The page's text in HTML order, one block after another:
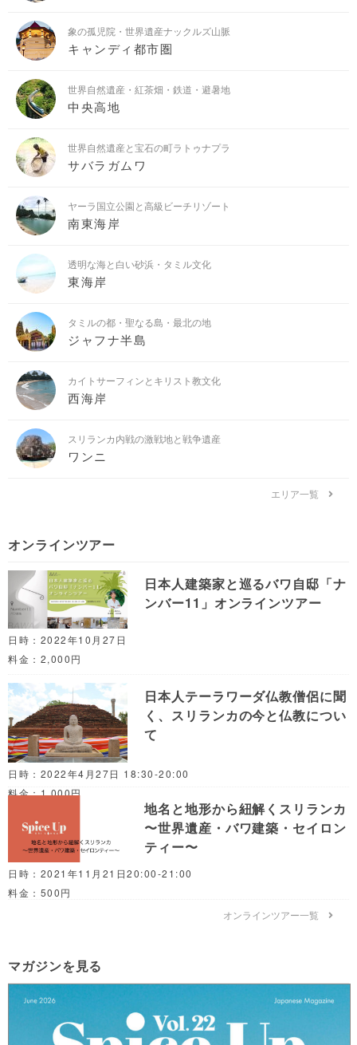
象の孤児院・世界遺産ナックルズ山脈
キャンディ都市圏
世界自然遺産・紅茶畑・鉄道・避暑地
中央高地
世界自然遺産と宝石の町ラトゥナプラ
サバラガムワ
ヤーラ国立公園と高級ビーチリゾート
南東海岸
透明な海と白い砂浜・タミル文化
東海岸
タミルの都・聖なる島・最北の地
ジャフナ半島
カイトサーフィンとキリスト教文化
西海岸
スリランカ内戦の激戦地と戦争遺産
ワンニ
エリア一覧
オンラインツアー
日本人建築家と巡るバワ自邸「ナ
ンバー11」オンラインツアー
日時：2022年10月27日
料金：2,000円
日本人テーラワーダ仏教僧侶に聞
く、スリランカの今と仏教につい
て
日時：2022年4月27日 18:30-20:00
料金：1,000円
地名と地形から紐解くスリランカ
〜世界遺産・バワ建築・セイロン
ティー〜
日時：2021年11月21日20:00-21:00
料金：500円
オンラインツアー一覧
マガジンを見る